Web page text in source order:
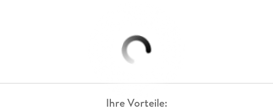
Ihre Vorteile: